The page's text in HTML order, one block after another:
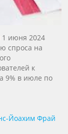
1 июня 2024
спроса на
к
9% в июле по
Йоахим Фрай